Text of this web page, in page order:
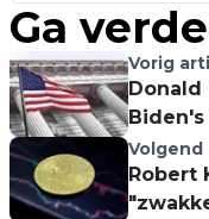
Ga
Vorig
Robert